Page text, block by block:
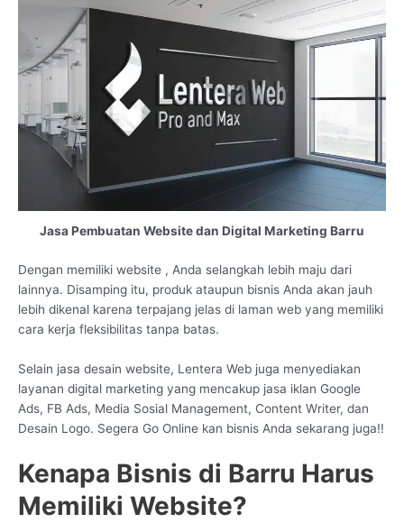
Jasa Pembuatan Website dan Digital Marketing Barru
Dengan memiliki website , Anda selangkah lebih maju dari
lainnya. Disamping itu, produk ataupun bisnis Anda akan jauh
lebih dikenal karena terpajang jelas di laman web yang memiliki
cara kerja fleksibilitas tanpa batas.
Selain jasa desain website, Lentera Web juga menyediakan
layanan digital marketing yang mencakup jasa iklan Google
Ads, FB Ads, Media Sosial Management, Content Writer, dan
Desain Logo. Segera Go Online kan bisnis Anda sekarang juga!!
Kenapa Bisnis di Barru Harus
Memiliki Website?